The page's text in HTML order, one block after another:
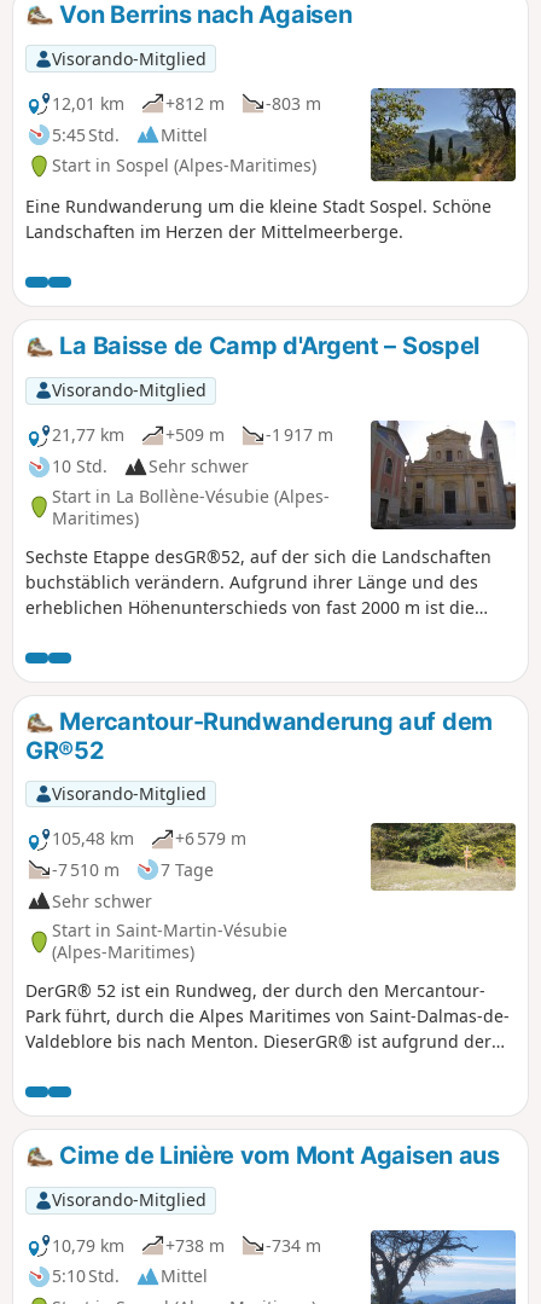
Von Berrins nach Agaisen
Visorando-Mitglied
12,01 km
+812 m
-803 m
5:45 Std.
Mittel
Start in Sospel (Alpes-Maritimes)
Eine Rundwanderung um die kleine Stadt Sospel. Schöne
Landschaften im Herzen der Mittelmeerberge.
La Baisse de Camp d'Argent – Sospel
Visorando-Mitglied
21,77 km
+509 m
-1 917 m
10 Std.
Sehr schwer
Start in La Bollène-Vésubie (Alpes-
Maritimes)
Sechste Etappe desGR®52, auf der sich die Landschaften
buchstäblich verändern. Aufgrund ihrer Länge und des
erheblichen Höhenunterschieds von fast 2000 m ist die
zwei Drittel der Strecke ausmacht, stellt Knie und Knöchel
auf eine harte Probe. Achtung, im Sommer ist es auf diesem
Abschnitt sehr heiß.
Mercantour-Rundwanderung auf dem
GR®52
Visorando-Mitglied
105,48 km
+6 579 m
-7 510 m
7 Tage
Sehr schwer
Start in Saint-Martin-Vésubie
(Alpes-Maritimes)
DerGR® 52 ist ein Rundweg, der durch den Mercantour-
Park führt, durch die Alpes Maritimes von Saint-Dalmas-de-
Valdeblore bis nach Menton. DieserGR® ist aufgrund der
Höhenunterschiede sehr anspruchsvoll. Sie erreichen
Höhen von bis zu 2700 m, von wo aus Sie die Landschaften
sowie die Fauna und Flora des Hochgebirges bewundern
können. Im zweiten Teil der Route erwarten Sie Panoramen,
die zwar südlicher, aber ebenso außergewöhnlich sind.
Cime de Linière vom Mont Agaisen aus
Visorando-Mitglied
10,79 km
+738 m
-734 m
5:10 Std.
Mittel